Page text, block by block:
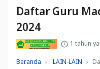
Daftar Guru
2024
1 tahun
Beranda LAIN-LAIN